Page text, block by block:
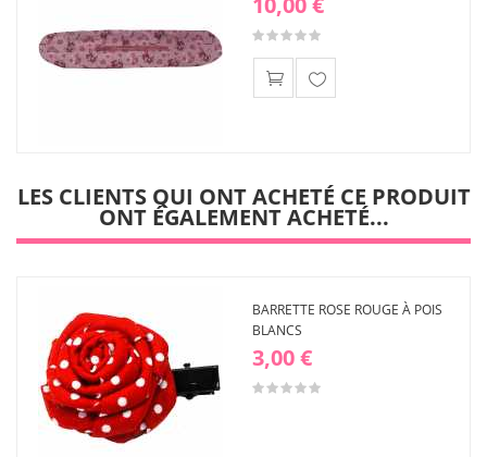
LES CLIENTS QUI ONT ACHETÉ CE PRODUIT
ONT ÉGALEMENT ACHETÉ...
BARRETTE ROSE ROUGE À POIS
BLANCS
3,00 €